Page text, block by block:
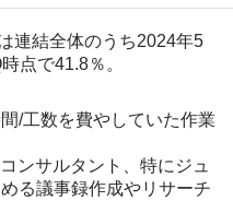
連結全体のうち2024年5
点で41.8％。
/工数を費やしていた作業
ンサルタント、特にジュ
る議事録作成やリサーチ